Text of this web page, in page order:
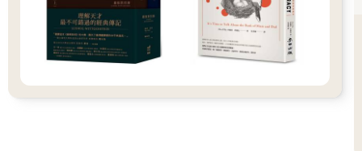
我來到這個世界上才四年。
弱小的四歲孩童在母親強大的力量面前毫無抵抗之力，只能被她
隨意玩弄。
「媽媽，救救我！」
痛苦至極的我想從毛毯的縫隙中發出聲音，卻嗚咽著咳嗽起來。
原來毛毯的纖維已經被我吸進喉嚨深處。